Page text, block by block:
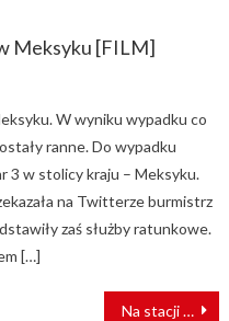
Meksyku [FILM]
W wyniku wypadku co
ranne. Do wypadku
3 w stolicy kraju – Meksyku.
na Twitterze burmistrz
zaś służby ratunkowe.
[…]
Na stacji Kłodzko Miasto uruchomiony został system sterowania ruchem kolejowym